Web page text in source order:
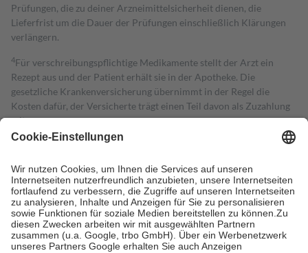
Prüfungen, die zu deiner Arzneimittelsicherheit dienen, die
Lieferfrist um die Dauer der Prüfungen einschließlich Klärungen
verlängern.
4Für verschreibungspflichtige Medikamente stellt der Arzt ein
Rezept aus und der Patient erhält sie in der Apotheke. Die
gesetzliche Krankenversicherung übernimmt in der Regel die
Kosten dafür, der Versicherte trägt einen Teil davon als Zuzahlung
mit.
Grundsätzlich leisten Mitglieder Zuzahlungen in Höhe von zehn
höchstens zehn Euro.
Es sind jedoch nie mehr als die tatsächlichen
Kosten der Leistung zu entrichten.
Diese Regeln gelten grundsätzlich auch für Online-Apotheken.
Bei Heilmitteln und häuslicher Krankenpflege beträgt die
Zuzahlung zehn Prozent der Kosten sowie zehn Euro je
Verordnung.
Um das Engagement der Versicherten für ihre eigene Gesundheit zu